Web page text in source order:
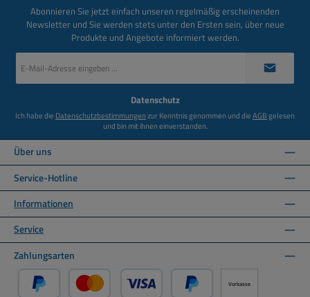
Abonnieren Sie jetzt einfach unseren regelmäßig erscheinenden
Newsletter und Sie werden stets unter den Ersten sein, über neue
Produkte und Angebote informiert werden.
Mail-
Datenschutz
Ich habe die Datenschutzbestimmungenzur Kenntnis genommen und dieAGBgelesen
und bin mit ihnen einverstanden.
Über uns
Service-Hotline
Informationen
Service
Zahlungsarten
Vorkasse